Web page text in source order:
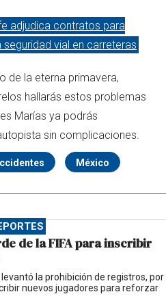
adjudica contratos para
vial en carreteras
de la eterna primavera,
hallarás estos problemas
Marías ya podrás
sin complicaciones.
México
de la FIFA para inscribir
la prohibición de registros, por
nuevos jugadores para reforzar